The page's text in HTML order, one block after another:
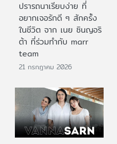
ปรารถนาเรียบง่าย ที่
อยากเจอรักดี ๆ สักครั้ง
ในชีวิต จาก เนย ซินญอริ
ต้า ที่ร่วมทำกับ marr
team
21 กรกฎาคม 2026